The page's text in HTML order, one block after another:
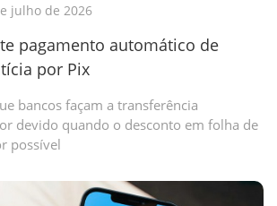
julho de 2026
pagamento automático de
por Pix
bancos façam a transferência
devido quando o desconto em folha de
possível